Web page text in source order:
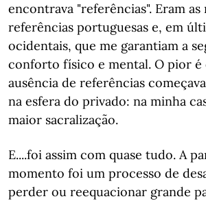
encontrava "referências". Eram as
referências portuguesas e, em
ocidentais, que me garantiam a
conforto físico e mental. O pior é
ausência de referências
na esfera do privado: na minha
maior sacralização.
E....foi assim com quase tudo. A
momento foi um processo de
perder ou reequacionar grande